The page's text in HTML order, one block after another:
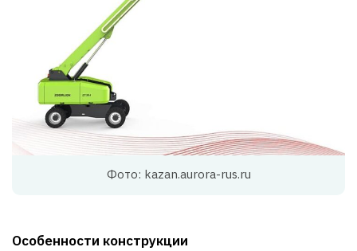
Фото: kazan.aurora-rus.ru
Особенности конструкции